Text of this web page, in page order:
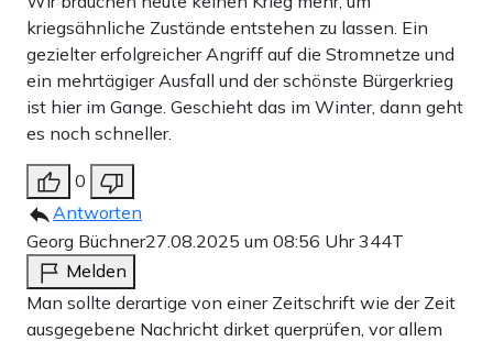
kriegsähnliche Zustände entstehen zu lassen. Ein
gezielter erfolgreicher Angriff auf die Stromnetze und
ein mehrtägiger Ausfall und der schönste Bürgerkrieg
ist hier im Gange. Geschieht das im Winter, dann geht
es noch schneller.
0
Antworten
Georg Büchner27.08.2025 um 08:56 Uhr344T
Melden
Man sollte derartige von einer Zeitschrift wie der Zeit
ausgegebene Nachricht dirket querprüfen, vor allem